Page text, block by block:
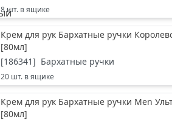
8шт. в ящике
Крем для рук Бархатные ручки
[80мл]
[186341] Бархатные ручки
20 шт. в ящике
Крем для рук Бархатные ручки Men
[80мл]